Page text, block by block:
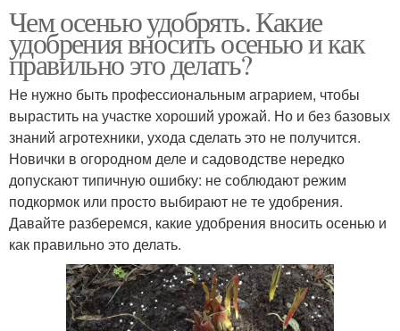
Чем осенью удобрять. Какие
удобрения вносить осенью и как
правильно это делать?
Не нужно быть профессиональным аграрием, чтобы
вырастить на участке хороший урожай. Но и без базовых
знаний агротехники, ухода сделать это не получится.
Новички в огородном деле и садоводстве нередко
допускают типичную ошибку: не соблюдают режим
подкормок или просто выбирают не те удобрения.
Давайте разберемся, какие удобрения вносить осенью и
как правильно это делать.